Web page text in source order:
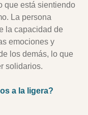
que está sientiendo
La persona
la capacidad de
emociones y
los demás, lo que
solidarios.
a la ligera?